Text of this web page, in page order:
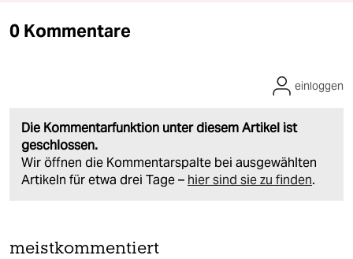
0 Kommentare
Die Kommentarfunktion unter diesem Artikel ist
geschlossen.
Wir öffnen die Kommentarspalte bei ausgewählten
Artikeln für etwa drei Tage – hier sind sie zu finden.
einloggen
meistkommentiert